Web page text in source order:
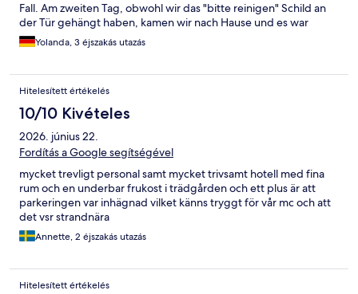
Fall. Am zweiten Tag, obwohl wir das "bitte reinigen" Schild an
der Tür gehängt haben, kamen wir nach Hause und es war
nichts gemacht und das Schild hing immer noch an der Tür.
Yolanda, 3 éjszakás utazás
Hitelesített értékelés
10/10 Kivételes
2026. június 22.
Fordítás a Google segítségével
mycket trevligt personal samt mycket trivsamt hotell med fina
rum och en underbar frukost i trädgården och ett plus är att
parkeringen var inhägnad vilket känns tryggt för vår mc och att
det vsr strandnära
Annette, 2 éjszakás utazás
Hitelesített értékelés